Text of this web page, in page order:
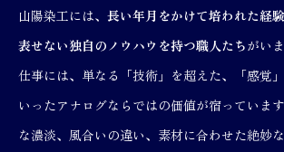
山陽染工には、 長い年月をかけて培われた経
表せない独自のノウハウを持つ職人たちがい
仕事には、単なる「技術」を超えた、「感覚
いったアナログならではの価値が宿っていま
な濃淡、風合いの違い、素材に合わせた絶